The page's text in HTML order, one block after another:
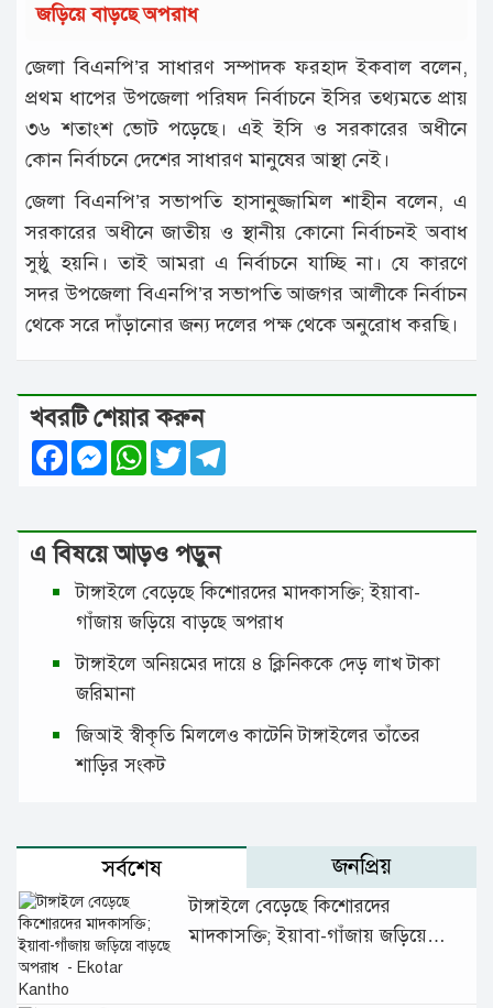
জড়িয়ে বাড়ছে অপরাধ
জেলা বিএনপি’র সাধারণ সম্পাদক ফরহাদ ইকবাল বলেন,
প্রথম ধাপের উপজেলা পরিষদ নির্বাচনে ইসির তথ্যমতে প্রায়
৩৬ শতাংশ ভোট পড়েছে। এই ইসি ও সরকারের অধীনে
কোন নির্বাচনে দেশের সাধারণ মানুষের আস্থা নেই।
জেলা বিএনপি’র সভাপতি হাসানুজ্জামিল শাহীন বলেন, এ
সরকারের অধীনে জাতীয় ও স্থানীয় কোনো নির্বাচনই অবাধ
সুষ্ঠু হয়নি। তাই আমরা এ নির্বাচনে যাচ্ছি না। যে কারণে
সদর উপজেলা বিএনপি’র সভাপতি আজগর আলীকে নির্বাচন
থেকে সরে দাঁড়ানোর জন্য দলের পক্ষ থেকে অনুরোধ করছি।
খবরটি শেয়ার করুন
FacebookMessenger
WhatsApp
Twitter
এ বিষয়ে আড়ও পড়ুন
টাঙ্গাইলে বেড়েছে কিশোরদের মাদকাসক্তি; ইয়াবা-
গাঁজায় জড়িয়ে বাড়ছে অপরাধ
টাঙ্গাইলে অনিয়মের দায়ে ৪ ক্লিনিককে দেড় লাখ টাকা
জরিমানা
জিআই স্বীকৃতি মিললেও কাটেনি টাঙ্গাইলের তাঁতের
শাড়ির সংকট
সর্বশেষ জনপ্রিয়
টাঙ্গাইলে বেড়েছে কিশোরদের
মাদকাসক্তি; ইয়াবা-গাঁজায় জড়িয়ে